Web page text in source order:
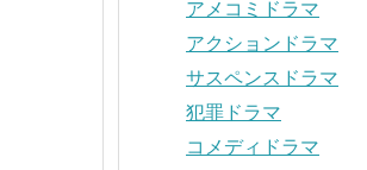
アメコミドラマ
アクションドラマ
サスペンスドラマ
犯罪ドラマ
コメディドラマ